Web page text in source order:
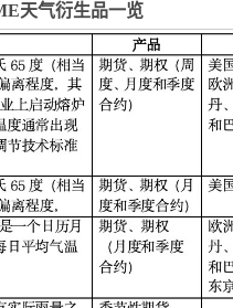
天气衍生品一览